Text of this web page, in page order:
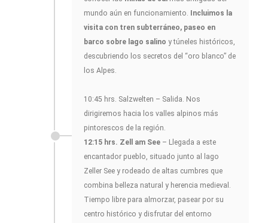
mundo aún en funcionamiento. Incluimos la
visita con tren subterráneo, paseo en
barco sobre lago salino y túneles históricos,
descubriendo los secretos del “oro blanco” de
los Alpes.
10:45 hrs. Salzwelten – Salida. Nos
dirigiremos hacia los valles alpinos más
pintorescos de la región.
12:15 hrs. Zell am See – Llegada a este
encantador pueblo, situado junto al lago
Zeller See y rodeado de altas cumbres que
combina belleza natural y herencia medieval.
Tiempo libre para almorzar, pasear por su
centro histórico y disfrutar del entorno